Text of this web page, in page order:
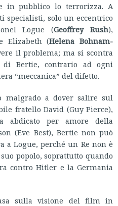
in pubblico lo terrorizza. A
solo un eccentrico
Logue (Geoffrey Rush),
Elizabeth (Helena Bohnam-
il problema; ma si scontra
di Bertie, contrario ad ogni
“meccanica” del difetto.
malgrado a dover salire sul
fratello David (Guy Pierce),
abdicato per amore della
(Eve Best), Bertie non può
a Logue, perché un Re non è
popolo, soprattutto quando
contro Hitler e la Germania
sulla visione del film in